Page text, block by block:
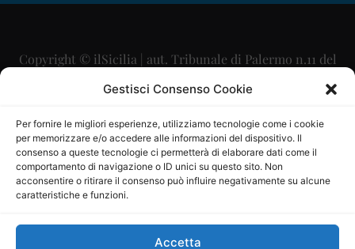
Gestisci Consenso Cookie
Per fornire le migliori esperienze, utilizziamo tecnologie come i cookie
per memorizzare e/o accedere alle informazioni del dispositivo. Il
consenso a queste tecnologie ci permetterà di elaborare dati come il
comportamento di navigazione o ID unici su questo sito. Non
acconsentire o ritirare il consenso può influire negativamente su alcune
caratteristiche e funzioni.
Accetta
Copyright © ilSicilia | aut. Tribunale di Palermo n.11 del
29/09/2015
Direttore Editoriale: Maurizio Scaglione
Direttore Responsabile: Maria Calabrese
P.IVA: 06334930820